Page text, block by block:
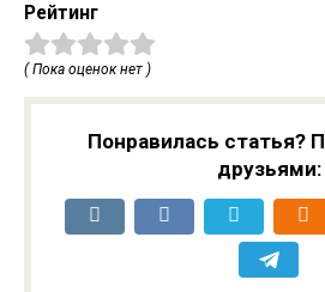
Рейтинг
( Пока оценок нет )
Понравилась статья?
друзьями: